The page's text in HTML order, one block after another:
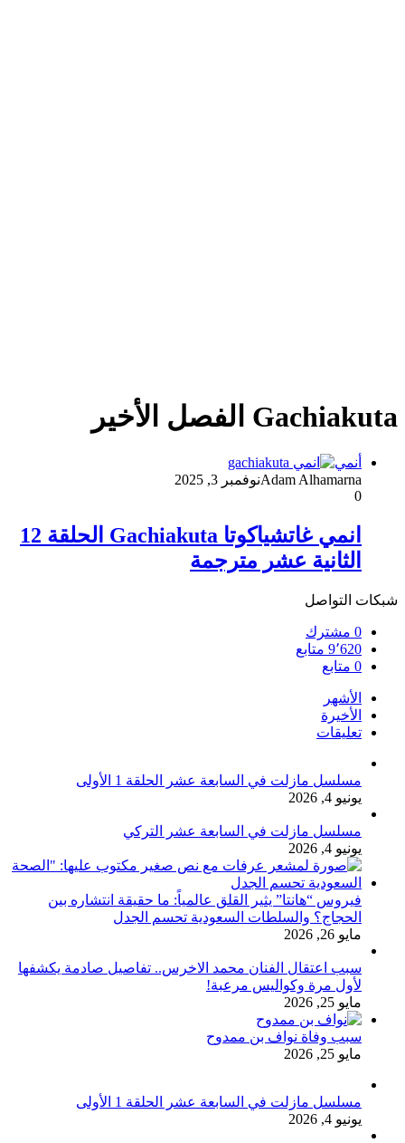
Gachiakuta الفصل الأخير
أنمي
Adam Alhamarnaنوفمبر 3, 2025
0
انمي غاتشياكوتا Gachiakuta الحلقة 12
الثانية عشر مترجمة
شبكات التواصل
0 مشترك
9٬620 متابع
0 متابع
الأشهر
الأخيرة
تعليقات
مسلسل مازلت في السابعة عشر الحلقة 1 الأولى
يونيو 4, 2026
مسلسل مازلت في السابعة عشر التركي
يونيو 4, 2026
فيروس “هانتا” يثير القلق عالمياً: ما حقيقة انتشاره بين
الحجاج؟ والسلطات السعودية تحسم الجدل
مايو 26, 2026
سبب اعتقال الفنان محمد الاخرس.. تفاصيل صادمة يكشفها
لأول مرة وكواليس مرعبة!
مايو 25, 2026
سبب وفاة نواف بن ممدوح
مايو 25, 2026
مسلسل مازلت في السابعة عشر الحلقة 1 الأولى
يونيو 4, 2026